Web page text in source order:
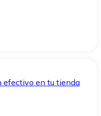
efectivo en tu tienda